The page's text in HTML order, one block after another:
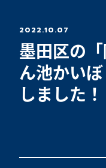
2022.10.07
墨田区の
ん池かい
しました！